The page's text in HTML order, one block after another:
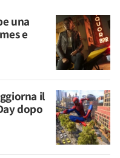
una
e
il
dopo